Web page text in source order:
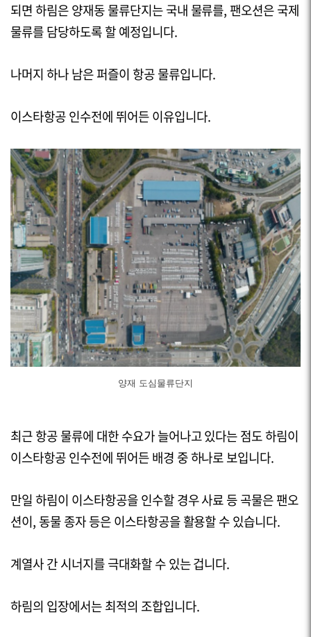
되면 하림은 양재동 물류단지는 국내 물류를, 팬오션은 국제
물류를 담당하도록 할 예정입니다.
나머지 하나 남은 퍼즐이 항공 물류입니다.
이스타항공 인수전에 뛰어든 이유입니다.
양재 도심물류단지
최근 항공 물류에 대한 수요가 늘어나고 있다는 점도 하림이
이스타항공 인수전에 뛰어든 배경 중 하나로 보입니다.
만일 하림이 이스타항공을 인수할 경우 사료 등 곡물은 팬오
션이, 동물 종자 등은 이스타항공을 활용할 수 있습니다.
계열사 간 시너지를 극대화할 수 있는 겁니다.
하림의 입장에서는 최적의 조합입니다.